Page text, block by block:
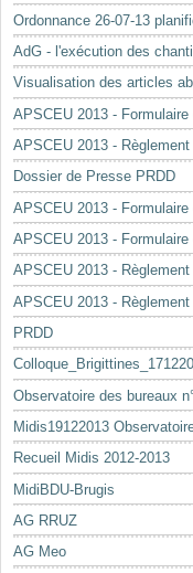
Ordonnance 26-07-13
AdG - l'exécution des
Visualisation des articles
APSCEU 2013 -
APSCEU 2013 - Règlement
Dossier de Presse PRDD
APSCEU 2013 -
APSCEU 2013 -
APSCEU 2013 - Règlement
APSCEU 2013 -
PRDD
Observatoire des bureaux
Midis19122013
Recueil Midis 2012-2013
MidiBDU-Brugis
AG RRUZ
AG Meo